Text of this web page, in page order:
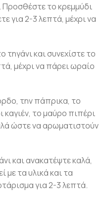
Προσθέστε το κρεμμύδι
για 2-3 λεπτά, μέχρι να
και συνεχίστε το
μέχρι να πάρει ωραίο
την πάπρικα, το
καγιέν, το μαύρο πιπέρι
ώστε να αρωματιστούν
και ανακατέψτε καλά,
με τα υλικά και τα
για 2-3 λεπτά.